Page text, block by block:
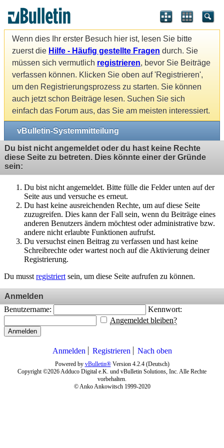
Wenn dies Ihr erster Besuch hier ist, lesen Sie bitte
zuerst die Hilfe - Häufig gestellte Fragen durch. Sie
müssen sich vermutlich registrieren, bevor Sie Beiträge
verfassen können. Klicken Sie oben auf 'Registrieren',
um den Registrierungsprozess zu starten. Sie können
auch jetzt schon Beiträge lesen. Suchen Sie sich
einfach das Forum aus, das Sie am meisten interessiert.
vBulletin-Systemmitteilung
Du bist nicht angemeldet oder du hast keine Rechte
diese Seite zu betreten. Dies könnte einer der Gründe
sein:
Du bist nicht angemeldet. Bitte fülle die Felder unten auf der
Seite aus und versuche es erneut.
Du hast keine ausreichenden Rechte, um auf diese Seite
zuzugreifen. Dies kann der Fall sein, wenn du Beiträge eines
anderen Benutzers ändern möchtest oder administrative bzw.
andere nicht erlaubte Funktionen aufrufst.
Du versuchst einen Beitrag zu verfassen und hast keine
Schreibrechte oder wartest noch auf die Aktivierung deiner
Registrierung.
Du musst registriert sein, um diese Seite aufrufen zu können.
Anmelden
Benutzername:
Kennwort:
Angemeldet bleiben?
Anmelden
Anmelden Registrieren Nach oben
Powered by vBulletin®Version 4.2.4 (Deutsch)
Copyright ©2026 Adduco Digital e.K. und vBulletin Solutions, Inc. Alle Rechte
vorbehalten.
© Anko Ankowitsch 1999-2020